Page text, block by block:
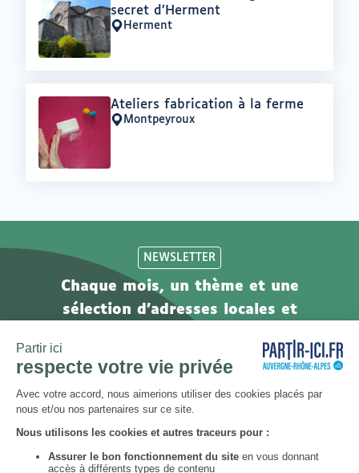
:secret d’Herment
Lieu
:
Herment
Offre
:
Ateliers fabrication à la ferme
LieuMontpeyroux
NEWSLETTER
Chaque mois, un thème et une
sélection d'adresses locales et
newsletter !
S’abonner